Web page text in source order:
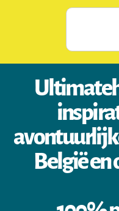
België en